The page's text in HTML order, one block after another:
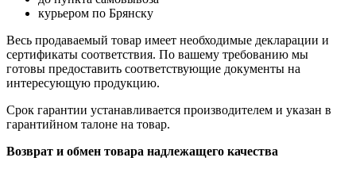
курьером по Брянску
Весь продаваемый товар имеет необходимые декларации и
сертификаты соответствия. По вашему требованию мы
готовы предоставить соответствующие документы на
интересующую продукцию.
Срок гарантии устанавливается производителем и указан в
гарантийном талоне на товар.
Возврат и обмен товара надлежащего качества